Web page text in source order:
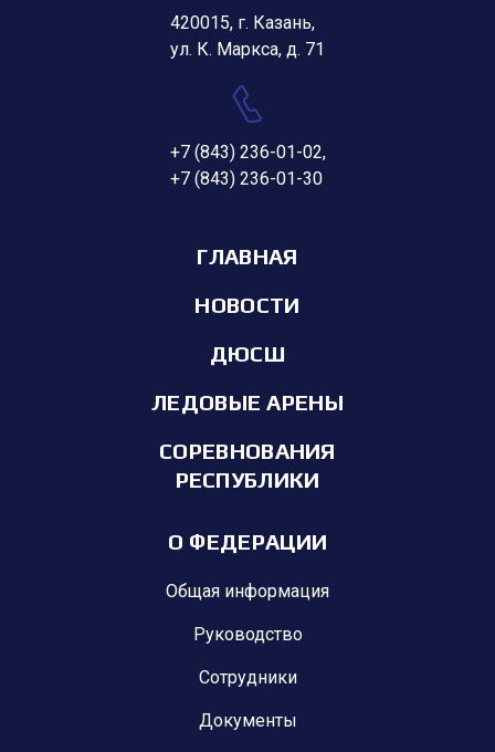
420015, г. Казань,
ул. К. Маркса, д. 71
+7 (843) 236-01-02,
+7 (843) 236-01-30
ГЛАВНАЯ
НОВОСТИ
ДЮСШ
ЛЕДОВЫЕ АРЕНЫ
СОРЕВНОВАНИЯ
РЕСПУБЛИКИ
О ФЕДЕРАЦИИ
Общая информация
Руководство
Сотрудники
Документы